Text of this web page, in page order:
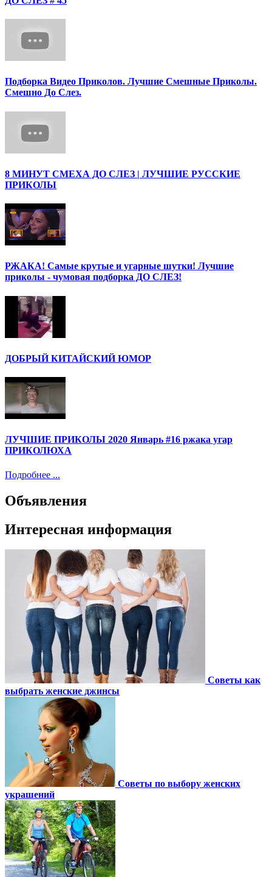
Подборка Видео Приколов. Лучшие Смешные Приколы.
Смешно До Слез.
8 МИНУТ СМЕХА ДО СЛЕЗ | ЛУЧШИЕ РУССКИЕ
ПРИКОЛЫ
РЖАКА! Самые крутые и угарные шутки! Лучшие
приколы - чумовая подборка ДО СЛЕЗ!
ДОБРЫЙ КИТАЙСКИЙ ЮМОР
ЛУЧШИЕ ПРИКОЛЫ 2020 Январь #16 ржака угар
ПРИКОЛЮХА
Подробнее ...
Объявления
Интересная информация
Советы как
выбрать женские джинсы
Советы по выбору женских
украшений